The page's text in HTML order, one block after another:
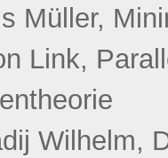
Müller,
Link,
Wilhelm,